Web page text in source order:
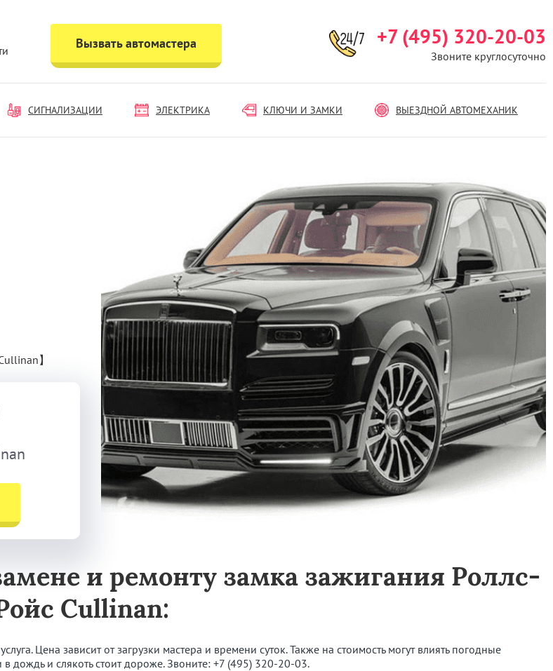
Вызвать автомастера +7 (495) 320-20-03
Звоните круглосуточно
СИГНАЛИЗАЦИИ ЭЛЕКТРИКА КЛЮЧИ И ЗАМКИ ВЫЕЗДНОЙ АВТОМЕХАНИК
Cullinan】
и ремонту замка зажигания Роллс-
Cullinan:
Цена зависит от загрузки мастера и времени суток. Также на стоимость могут влиять погодные
дождь и слякоть стоит дороже. Звоните: +7 (495) 320-20-03.